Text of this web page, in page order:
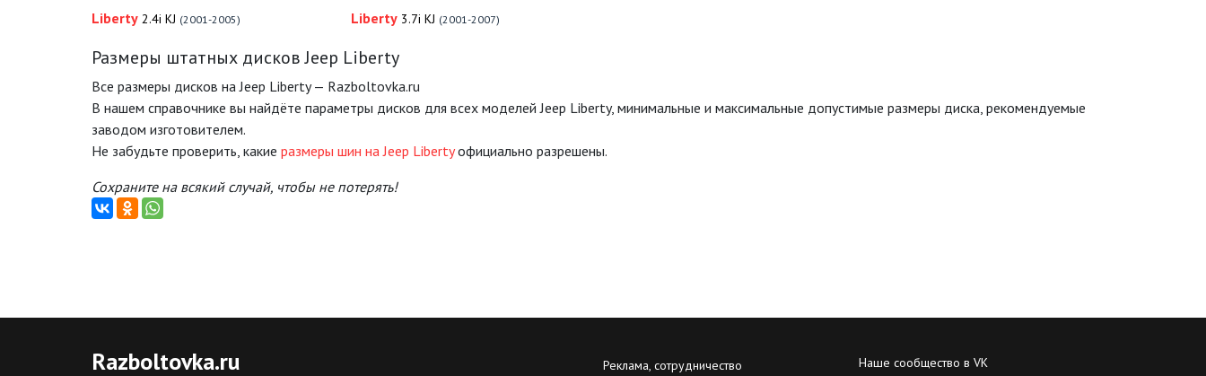
Liberty 2.4i KJ (2001-2005) Liberty 3.7i KJ (2001-2007)
Размеры штатных дисков Jeep Liberty
Все размеры дисков на Jeep Liberty — Razboltovka.ru
В нашем справочнике вы найдёте параметры дисков для всех моделей Jeep Liberty, минимальные и максимальные допустимые размеры диска, рекомендуемые
заводом изготовителем.
Не забудьте проверить, какие размеры шин на Jeep Libertyофициально разрешены.
Сохраните на всякий случай, чтобы не потерять!
Razboltovka.ru Реклама, сотрудничество Наше сообщество в VK